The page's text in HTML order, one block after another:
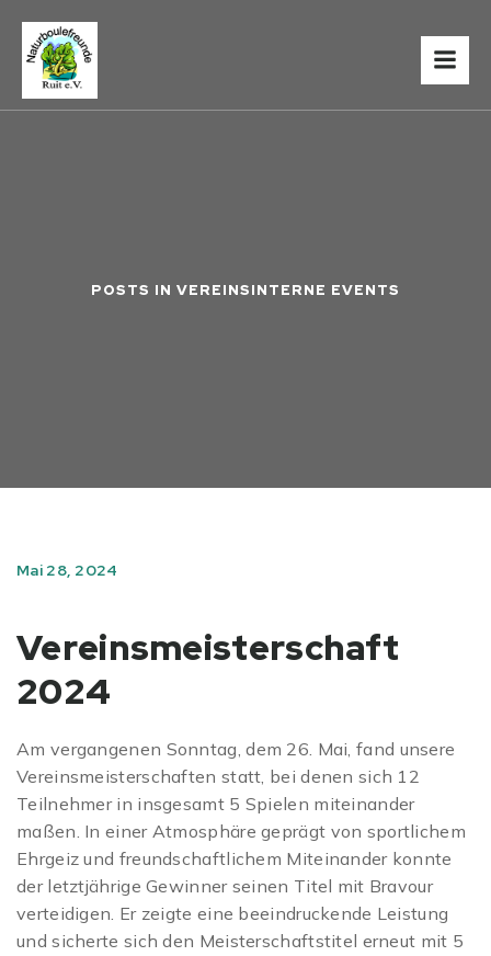
POSTS IN VEREINSINTERNE EVENTS
Mai 28, 2024
Vereinsmeisterschaft
2024
Am vergangenen Sonntag, dem 26. Mai, fand unsere
Vereinsmeisterschaften statt, bei denen sich 12
Teilnehmer in insgesamt 5 Spielen miteinander
maßen. In einer Atmosphäre geprägt von sportlichem
Ehrgeiz und freundschaftlichem Miteinander konnte
der letztjährige Gewinner seinen Titel mit Bravour
verteidigen. Er zeigte eine beeindruckende Leistung
und sicherte sich den Meisterschaftstitel erneut mit 5